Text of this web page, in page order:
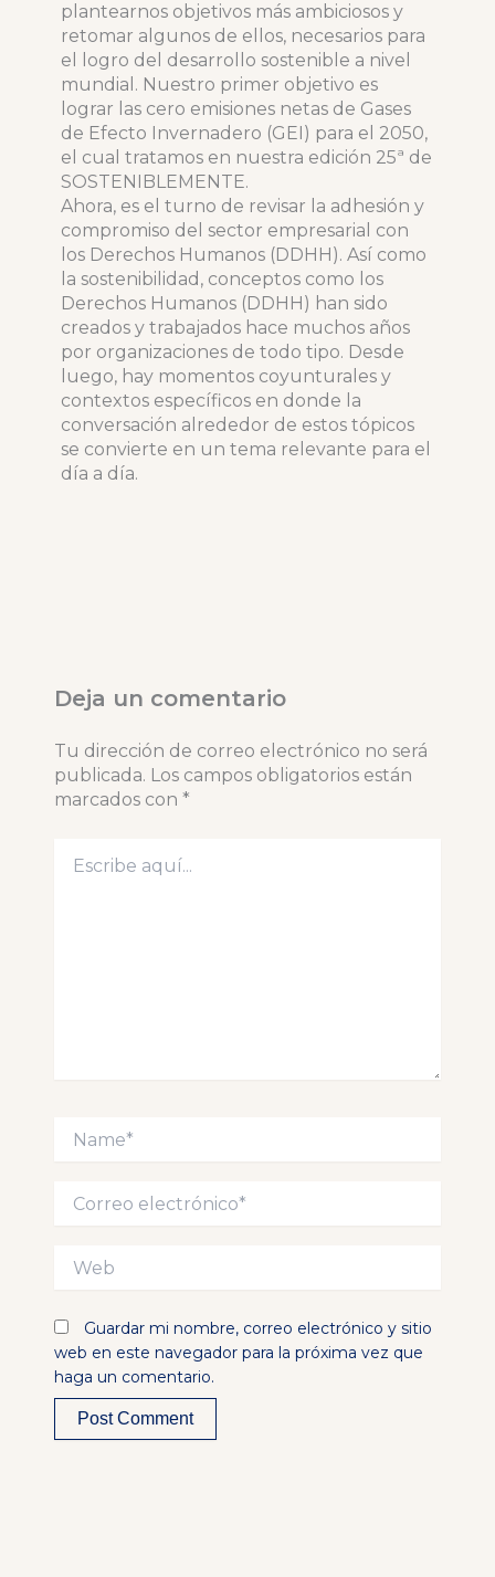
plantearnos objetivos más ambiciosos y
retomar algunos de ellos, necesarios para
el logro del desarrollo sostenible a nivel
mundial. Nuestro primer objetivo es
lograr las cero emisiones netas de Gases
de Efecto Invernadero (GEI) para el 2050,
el cual tratamos en nuestra edición 25ª de
SOSTENIBLEMENTE.
Ahora, es el turno de revisar la adhesión y
compromiso del sector empresarial con
los Derechos Humanos (DDHH). Así como
la sostenibilidad, conceptos como los
Derechos Humanos (DDHH) han sido
creados y trabajados hace muchos años
por organizaciones de todo tipo. Desde
luego, hay momentos coyunturales y
contextos específicos en donde la
conversación alrededor de estos tópicos
se convierte en un tema relevante para el
día a día.
Deja un comentario
Tu dirección de correo electrónico no será
publicada. Los campos obligatorios están
marcados con *
aquí...
electrónico*
Guardar mi nombre, correo electrónico y sitio
web en este navegador para la próxima vez que
haga un comentario.